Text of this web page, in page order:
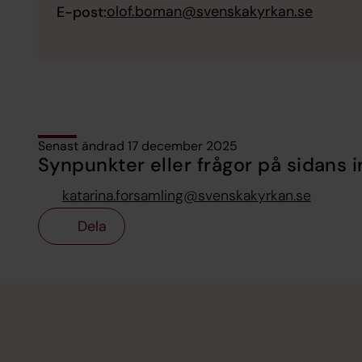
E-post:olof.boman@svenskakyrkan.se
Senast ändrad 17 december 2025
Synpunkter eller frågor på sidans
katarina.forsamling@svenskakyrkan.se
Dela